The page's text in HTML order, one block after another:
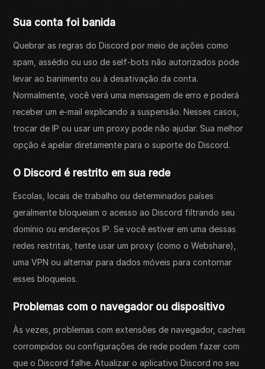
Sua conta foi banida
Quebrar as regras do Discord por meio de ações como
spam, assédio ou uso de self-bots não autorizados pode
levar ao banimento ou à desativação da conta.
Normalmente, você verá uma mensagem de erro e poderá
receber um e-mail explicando a suspensão. Nesses casos,
trocar de IP ou usar um proxy pode não ajudar. Sua melhor
opção é apelar diretamente para o suporte do Discord.
O Discord é restrito em sua rede
Escolas, locais de trabalho ou determinados países
geralmente bloqueiam o acesso ao Discord filtrando seu
domínio ou endereços IP. Se você estiver em uma dessas
redes restritas, tente usar um proxy (como o Webshare),
uma VPN ou alternar para dados móveis para contornar
esses bloqueios.
Problemas com o navegador ou dispositivo
Às vezes, problemas com extensões de navegador, caches
corrompidos ou configurações de rede podem fazer com
que o Discord falhe. Atualizar o aplicativo Discord no seu